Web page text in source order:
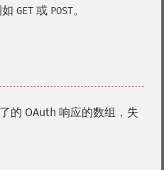
GET 或 POST。
的 OAuth 响应的数组，失